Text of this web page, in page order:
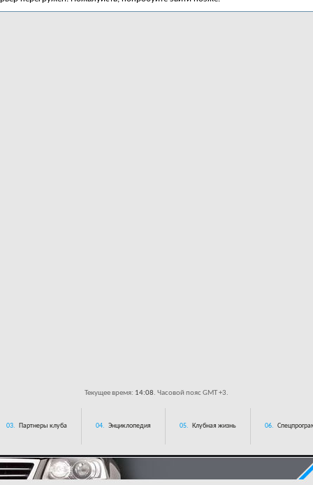
Текущее время: 14:08. Часовой пояс GMT +3.
03. Партнеры клуба 04. Энциклопедия 05. Клубная жизнь 06.